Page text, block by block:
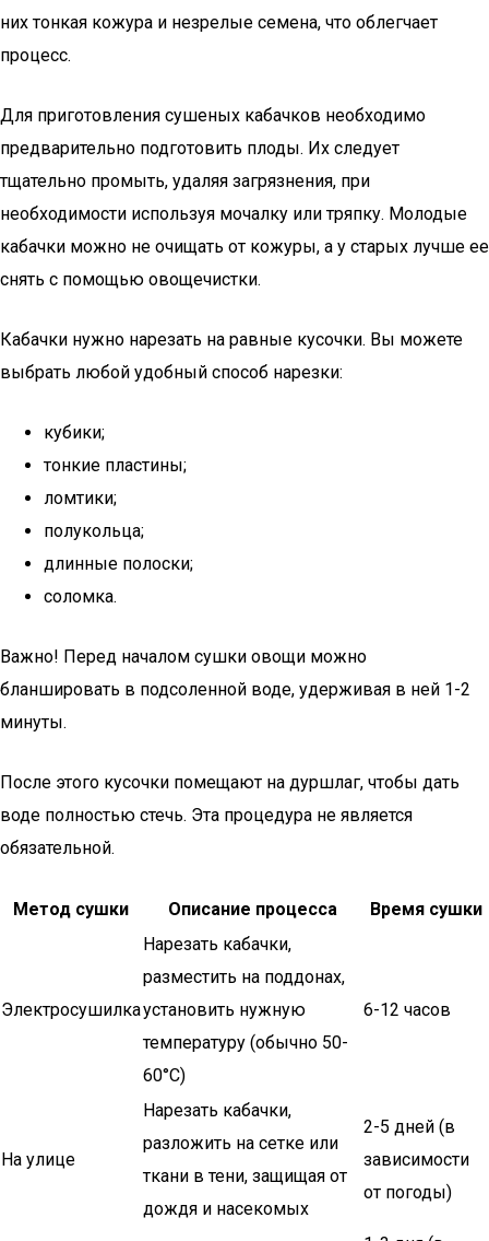
них тонкая кожура и незрелые семена, что облегчает
процесс.
Для приготовления сушеных кабачков необходимо
предварительно подготовить плоды. Их следует
тщательно промыть, удаляя загрязнения, при
необходимости используя мочалку или тряпку. Молодые
кабачки можно не очищать от кожуры, а у старых лучше ее
снять с помощью овощечистки.
Кабачки нужно нарезать на равные кусочки. Вы можете
выбрать любой удобный способ нарезки:
кубики;
тонкие пластины;
ломтики;
полукольца;
длинные полоски;
соломка.
Важно! Перед началом сушки овощи можно
бланшировать в подсоленной воде, удерживая в ней 1-2
минуты.
После этого кусочки помещают на дуршлаг, чтобы дать
воде полностью стечь. Эта процедура не является
обязательной.
Метод сушки Описание процесса Время сушки
Электросушилка
Нарезать кабачки,
разместить на поддонах,
установить нужную
температуру (обычно 50-
60°C)
6-12 часов
На улице
Нарезать кабачки,
разложить на сетке или
ткани в тени, защищая от
дождя и насекомых
2-5 дней (в
зависимости
от погоды)